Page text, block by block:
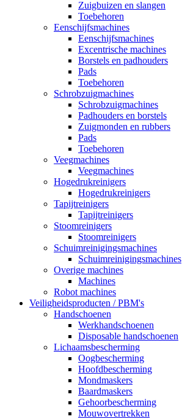
Zuigbuizen en slangen
Toebehoren
Eenschijfsmachines
Eenschijfsmachines
Excentrische machines
Borstels en padhouders
Pads
Toebehoren
Schrobzuigmachines
Schrobzuigmachines
Padhouders en borstels
Zuigmonden en rubbers
Pads
Toebehoren
Veegmachines
Veegmachines
Hogedrukreinigers
Hogedrukreinigers
Tapijtreinigers
Tapijtreinigers
Stoomreinigers
Stoomreinigers
Schuimreinigingsmachines
Schuimreinigingsmachines
Overige machines
Machines
Robot machines
Veiligheidsproducten / PBM's
Handschoenen
Werkhandschoenen
Disposable handschoenen
Lichaamsbescherming
Oogbescherming
Hoofdbescherming
Mondmaskers
Baardmaskers
Gehoorbescherming
Mouwovertrekken